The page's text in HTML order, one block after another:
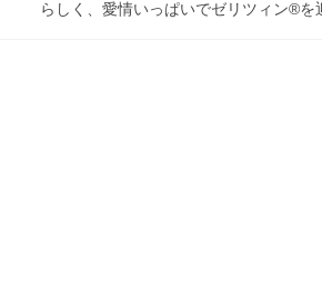
らしく、愛情いっぱいでゼリツィン®︎